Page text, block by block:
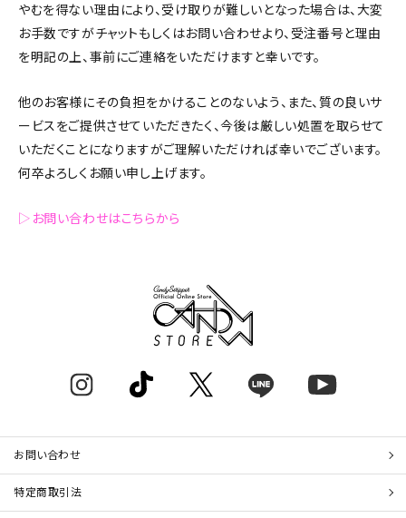
やむを得ない理由により、受け取りが難しいとなった場合は、大変
お手数ですがチャットもしくはお問い合わせより、受注番号と理由
を明記の上、事前にご連絡をいただけますと幸いです。
他のお客様にその負担をかけることのないよう、また、質の良いサ
ービスをご提供させていただきたく、今後は厳しい処置を取らせて
いただくことになりますがご理解いただければ幸いでございます。
何卒よろしくお願い申し上げます。
▷お問い合わせはこちらから
お問い合わせ
特定商取引法